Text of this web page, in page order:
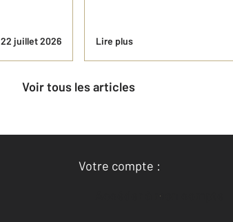
22 juillet 2026 Lire plus
Voir tous les articles
Votre compte :
Accéder à mon compte